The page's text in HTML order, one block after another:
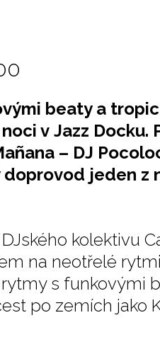
beaty a
v Jazz Docku.
– DJ
jeden z
kolektivu
na neotřelé
s funkovými
po zemích jako